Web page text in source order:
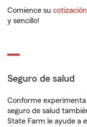
Comience su
y sencillo!
Seguro de salud
Conforme
seguro de salud
State Farm le ayude a